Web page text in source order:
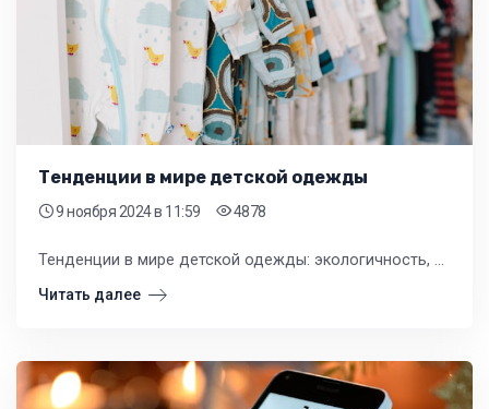
Тенденции в мире детской одежды
9 ноября 2024в 11:59 4878
Тенденции в мире детской одежды: экологичность, комфорт, стиль и технологии. Что нужно знать владельцам розничных магазинов, чтобы предложить своим клиентам лучшую одежду для детей.
Читать далее